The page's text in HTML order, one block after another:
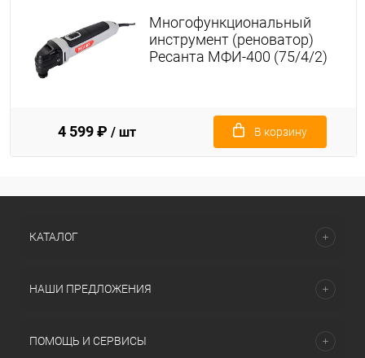
Многофункциональный
инструмент (реноватор)
Ресанта МФИ-400 (75/4/2)
4 599 ₽ / шт В корзину
КАТАЛОГ
НАШИ ПРЕДЛОЖЕНИЯ
ПОМОЩЬ И СЕРВИСЫ